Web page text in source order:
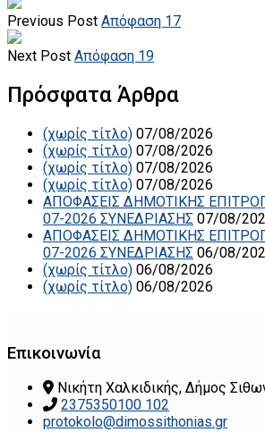
Previous Post Απόφαση 17
Next Post Απόφαση 19
Πρόσφατα Άρθρα
(χωρίς τίτλο) 07/08/2026
(χωρίς τίτλο) 07/08/2026
(χωρίς τίτλο) 07/08/2026
(χωρίς τίτλο) 07/08/2026
ΑΠΟΦΑΣΕΙΣ ΔΗΜΟΤΙΚΗΣ
07-2026 ΣΥΝΕΔΡΙΑΣΗΣ 07/08/
ΑΠΟΦΑΣΕΙΣ ΔΗΜΟΤΙΚΗΣ
07-2026 ΣΥΝΕΔΡΙΑΣΗΣ 06/08/
(χωρίς τίτλο) 06/08/2026
(χωρίς τίτλο) 06/08/2026
Επικοινωνία
Νικήτη Χαλκιδικής, Δήμος
2375350100 102
protokolo@dimossithonias.gr